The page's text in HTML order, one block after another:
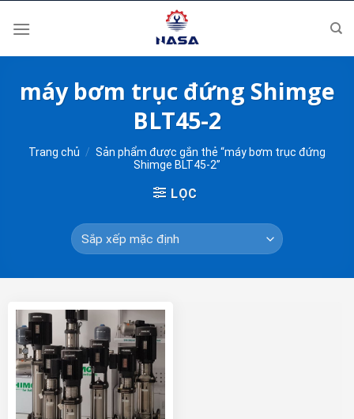
máy bơm trục đứng Shimge
BLT45-2
Trang chủ / Sản phẩm được gắn thẻ “máy bơm trục đứng
Shimge BLT45-2”
LỌC